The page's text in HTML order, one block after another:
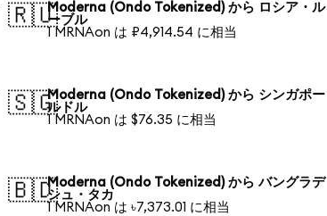
🇷🇺Moderna (Ondo Tokenized) から ロシア・ル
ーブル
1 MRNAon は ₽4,914.54 に相当
🇸🇬Moderna (Ondo Tokenized) から シンガポー
ルドル
1 MRNAon は $76.35 に相当
🇧🇩Moderna (Ondo Tokenized) から バングラデ
シュ・タカ
1 MRNAon は ৳7,373.01 に相当